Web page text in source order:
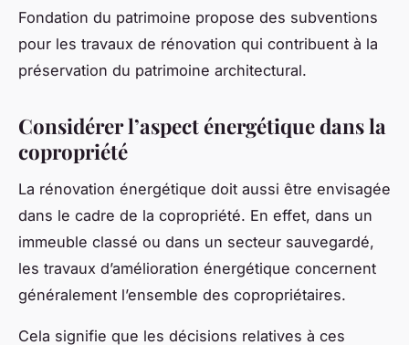
Fondation du patrimoine propose des subventions
pour les travaux de rénovation qui contribuent à la
préservation du patrimoine architectural.
Considérer l’aspect énergétique dans la
copropriété
La rénovation énergétique doit aussi être envisagée
dans le cadre de la copropriété. En effet, dans un
immeuble classé ou dans un secteur sauvegardé,
les travaux d’amélioration énergétique concernent
généralement l’ensemble des copropriétaires.
Cela signifie que les décisions relatives à ces